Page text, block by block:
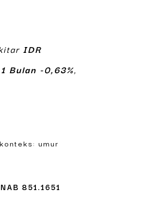
IDR
1 Bulan -0,63%,
umur
NAB 851.1651